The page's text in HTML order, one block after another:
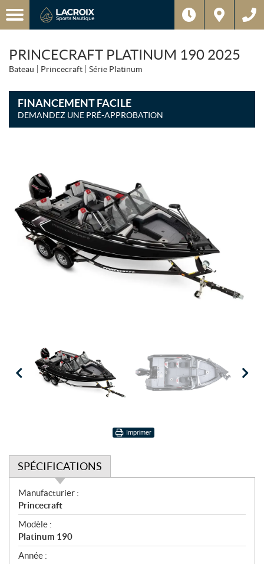
PRINCECRAFT PLATINUM 190 2025
Bateau Princecraft Série Platinum
FINANCEMENT FACILE
DEMANDEZ UNE PRÉ-APPROBATION
Imprimer
SPÉCIFICATIONS
S
p
é
c
i
f
Manufacturier :
Princecraft
Modèle :
Platinum 190
Année :